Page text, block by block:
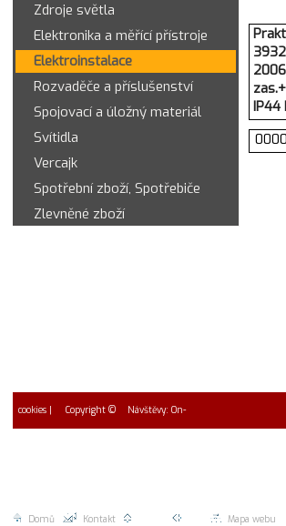
Zdroje světla
Elektronika a měřící přístroje
Elektroinstalace
Rozvaděče a příslušenství
Spojovací a úložný materiál
Svítidla
Vercajk
Spotřební zboží, Spotřebiče
Zlevněné zboží
IP44
cookies | Copyright © Návštěvy: On-
Mapa webu
Nahoru |
Kontakt |
Domů |